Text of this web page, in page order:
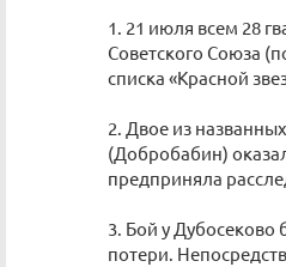
1. 21 июля всем 28
Советского Союза
списка «Красной
2. Двое из
(Добробабин)
предприняла
3. Бой у Дубосеково
потери.